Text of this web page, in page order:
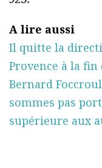
A lire aussi
Il quitte la
Provence à la fin
Bernard
sommes pas
supérieure aux